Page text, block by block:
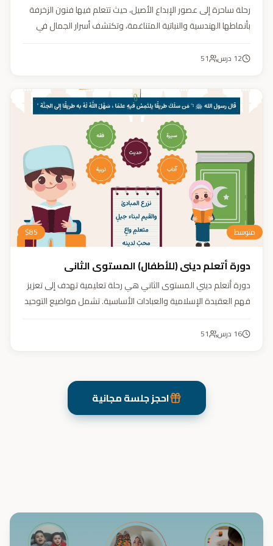
رحلة ساحرة إلى عصور الإبداع الأصيل، حيث تتعلم فيها فنون الزخرفة
بأنماطها الهندسية والنباتية المتناغمة، وتكتشف أسرار الجمال في
الأنظار برقيّها وتوازنها، لتبدع أعمالًا فنية تعكس عبق التراث وسحر
12 درس 51
متوسط $85
دورة أتعلم ديني (للأطفال) المستوى الثاني
دورة أتعلم ديني المستوى الثاني هي رحلة تعليمية تهدف إلى تعزيز
فهم العقيدة الإسلامية والعبادات الأساسية. تشمل مواضيع التوحيد
وتربية أبنائنا تربية إيمانية وأخلاقية وعلمية ونفسية واجتماعية.
16 درس 51
احجز جلسة مجانية